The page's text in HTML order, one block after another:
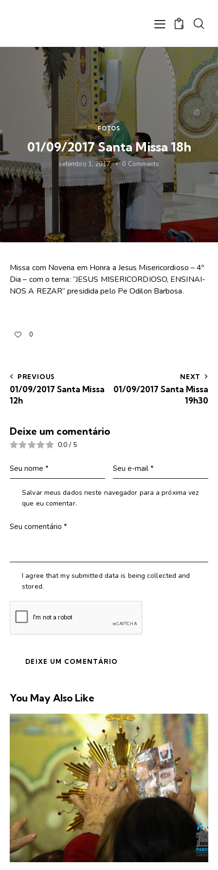
0
FOTOS
01/09/2017 Santa Missa 18h
setembro 1, 2017 0 Comments
Missa com Novena em Honra a Jesus Misericordioso – 4º
Dia – com o tema: “JESUS MISERICORDIOSO, ENSINAI-
NOS A REZAR” presidida pelo Pe Odilon Barbosa.
0
PREVIOUS
01/09/2017 Santa Missa
12h
NEXT
01/09/2017 Santa Missa
19h30
Deixe um comentário
0.0 / 5
Salvar meus dados neste navegador para a próxima vez
que eu comentar.
I agree that my submitted data is being collected and
stored.
You May Also Like